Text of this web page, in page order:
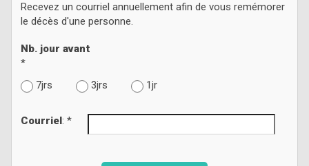
Recevez un courriel annuellement afin de vous remémorer
le décès d'une personne.
Nb. jour avant
*
7jrs
3jrs 1jr
Courriel: *